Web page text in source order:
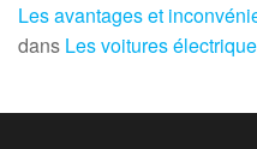
Les avantages et
dans Les voitures